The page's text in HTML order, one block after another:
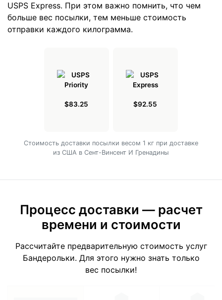
USPS Express. При этом важно помнить, что чем
больше вес посылки, тем меньше стоимость
отправки каждого килограмма.
$83.25 $92.55
Cтоимость доставки посылки весом 1 кг при доставке
из США в Сент-Винсент И Гренадины
Процесс доставки — расчет
времени и стоимости
Рассчитайте предварительную стоимость услуг
Бандерольки. Для этого нужно знать только
вес посылки!